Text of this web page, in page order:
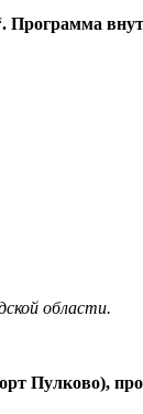
области.
Пулково),